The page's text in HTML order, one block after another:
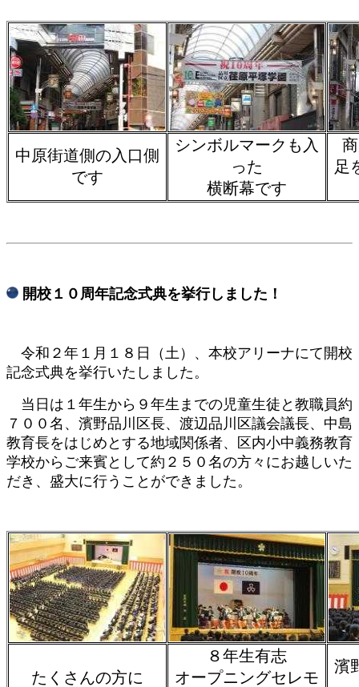
中原街道側の入口側
です
シンボルマークも入
った
横断幕です
足
​ 開校１０周年記念式典を挙行しました！
令和２年１月１８日（土）、本校アリーナにて開校
記念式典を挙行いたしました。
当日は１年生から９年生までの児童生徒と教職員約
７００名、濱野品川区長、渡辺品川区議会議長、中島
教育長をはじめとする地域関係者、区内小中義務教育
学校からご来賓として約２５０名の方々にお越しいた
だき、盛大に行うことができました。
たくさんの方に
８年生有志
オープニングセレモ
濱